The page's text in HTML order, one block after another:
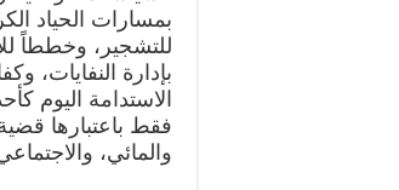
بمسارات الحياد
للتشجير، وخططاً
بإدارة النفايات،
الاستدامة اليوم
فقط باعتبارها
والمائي،